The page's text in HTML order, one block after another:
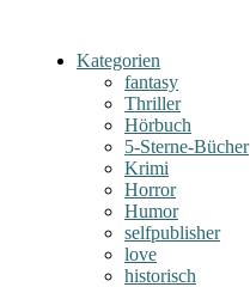
Kategorien
fantasy
Thriller
Hörbuch
5-Sterne-Bücher
Krimi
Horror
Humor
selfpublisher
love
historisch